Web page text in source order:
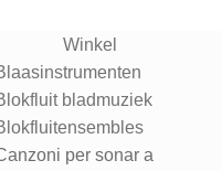
Winkel
bladmuziek
per sonar a